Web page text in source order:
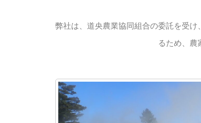
弊社は、道央農業協同組合の委託を受
るため、農